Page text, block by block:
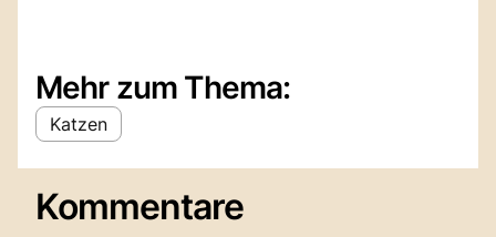
Mehr zum Thema:
Katzen
Kommentare